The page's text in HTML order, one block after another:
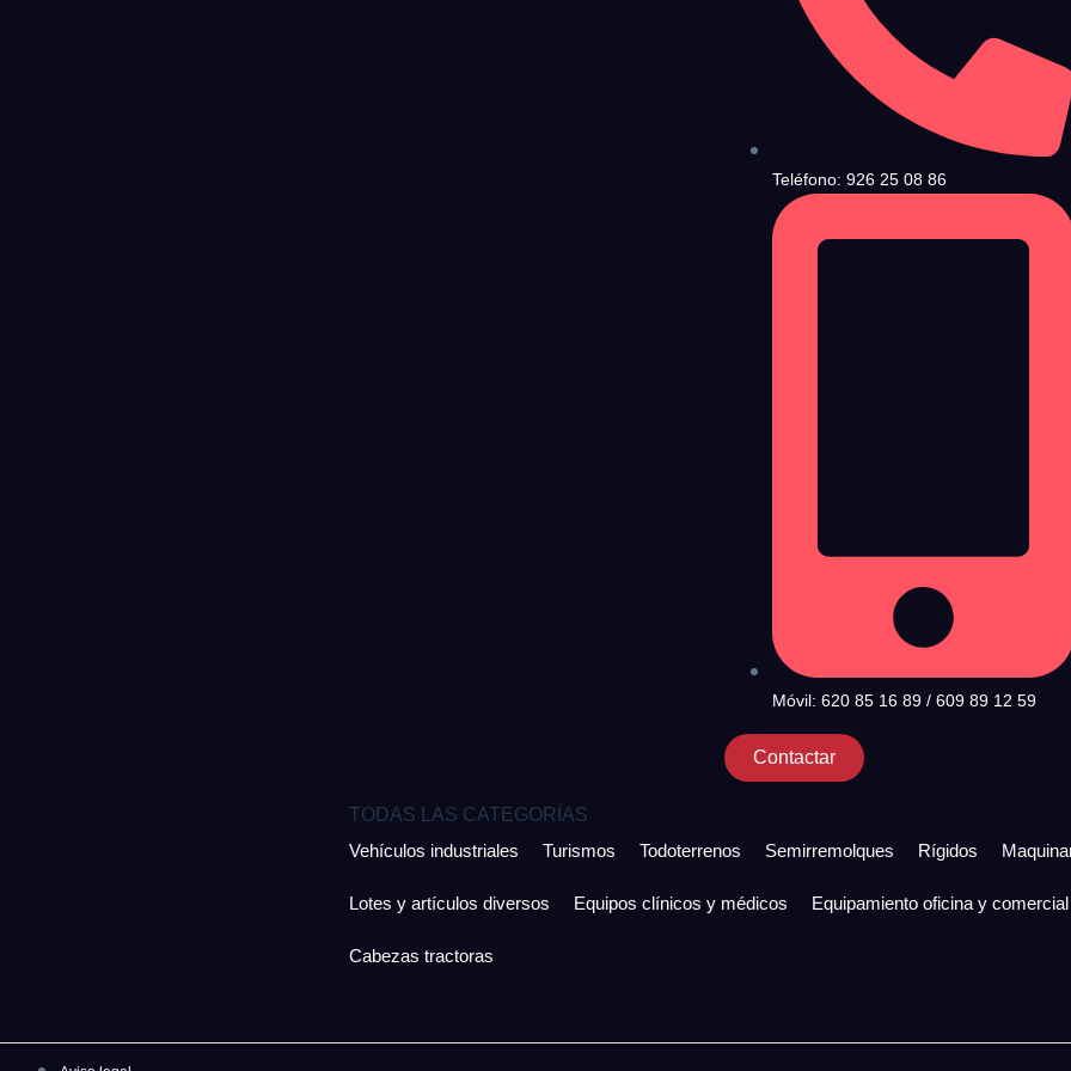
Teléfono: 926 25 08 86
Móvil: 620 85 16 89 / 609 89 12 59
Contactar
TODAS LAS CATEGORÍAS
Vehículos industriales
Turismos Todoterrenos Semirremolques Rígidos
Lotes y artículos diversos Equipos clínicos y médicos Equipamiento oficina y comercial
Cabezas tractoras
Política de Privacidad , y a continuación confirma que estás